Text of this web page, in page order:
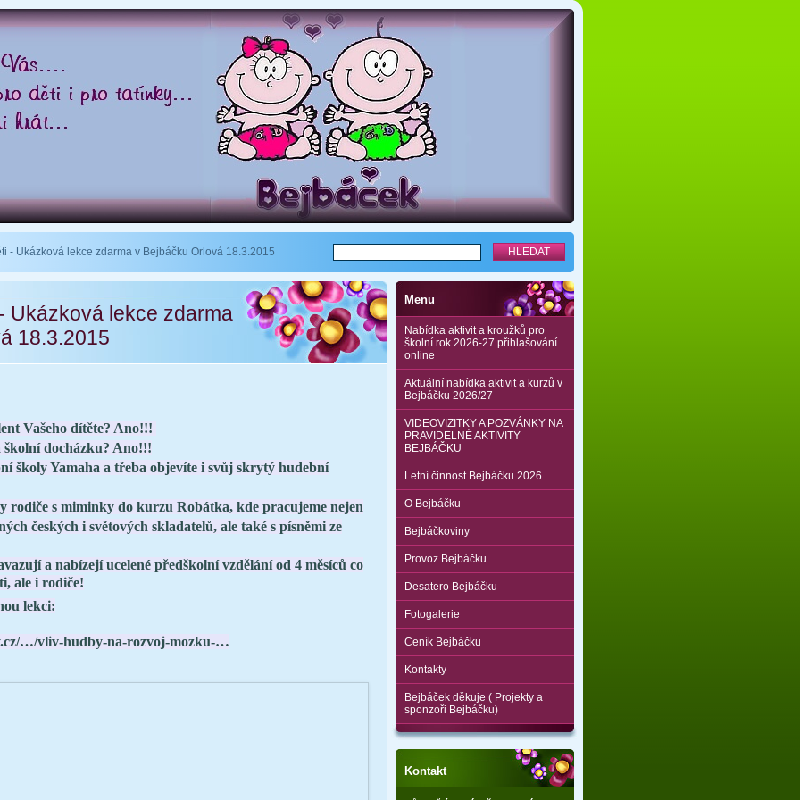
- Ukázková lekce zdarma v Bejbáčku Orlová 18.3.2015
Ukázková lekce zdarma
18.3.2015
Vašeho dítěte? Ano!!!
docházku? Ano!!!
školy Yamaha a třeba objevíte i svůj skrytý hudební
rodiče s miminky do kurzu Robátka, kde pracujeme nejen
českých i světových skladatelů, ale také s písněmi ze
a nabízejí ucelené předškolní vzdělání od 4 měsíců co
ale i rodiče!
lekci:
…/vliv-hudby-na-rozvoj-mozku-…
Menu
Nabídka aktivit a kroužků pro
školní rok 2026-27 přihlašování
online
Aktuální nabídka aktivit a kurzů v
Bejbáčku 2026/27
VIDEOVIZITKY A POZVÁNKY NA
PRAVIDELNÉ AKTIVITY
BEJBÁČKU
Letní činnost Bejbáčku 2026
O Bejbáčku
Bejbáčkoviny
Provoz Bejbáčku
Desatero Bejbáčku
Fotogalerie
Ceník Bejbáčku
Kontakty
Bejbáček děkuje ( Projekty a
sponzoři Bejbáčku)
Kontakt